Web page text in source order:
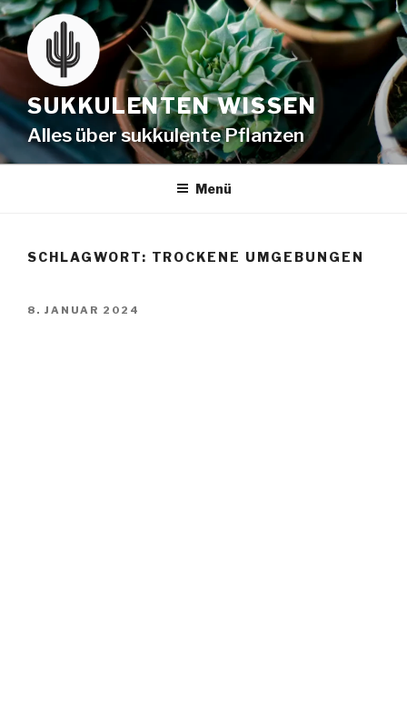
SUKKULENTEN WISSEN
Alles über sukkulente Pflanzen
Menü
SCHLAGWORT: TROCKENE UMGEBUNGEN
8. JANUAR 2024